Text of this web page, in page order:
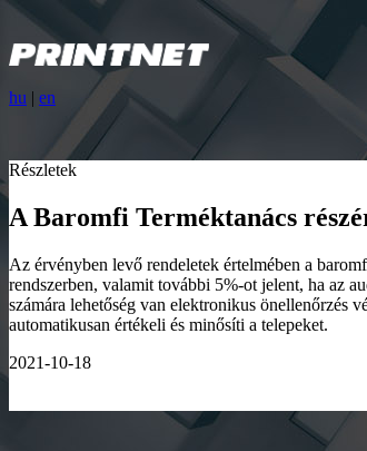
hu | en
Részletek
A Baromfi Terméktanács
Az érvényben levő rendeletek értelmében a
rendszerben, valamit további 5%-ot jelent, ha az
számára lehetőség van elektronikus önellenőrzés
automatikusan értékeli és minősíti a telepeket.
2021-10-18